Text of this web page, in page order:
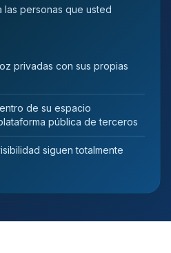
personas que usted
privadas con sus propias
de su espacio
pública de terceros
siguen totalmente